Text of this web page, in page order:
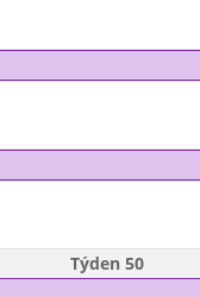
Týden 50